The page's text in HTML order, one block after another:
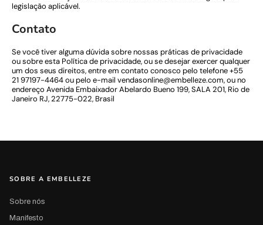
legislação aplicável.
Contato
Se você tiver alguma dúvida sobre nossas práticas de privacidade
ou sobre esta Política de privacidade, ou se desejar exercer qualquer
um dos seus direitos, entre em contato conosco pelo telefone +55
21 97197-4464 ou pelo e-mail vendasonline@embelleze.com, ou no
endereço Avenida Embaixador Abelardo Bueno 199, SALA 201, Rio de
Janeiro RJ, 22775-022, Brasil
SOBRE A EMBELLEZE
Sobre nós
Manifesto